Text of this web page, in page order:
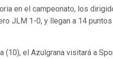
en el campeonato, los
JLM 1-0, y llegan a 14
(10), el Azulgrana visitará a